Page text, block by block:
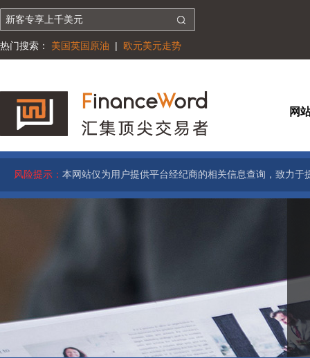
热门搜索： 美国英国原油 | 欧元美元走势
网
风险提示： 本网站仅为用户提供平台经纪商的相关信息查询，致力